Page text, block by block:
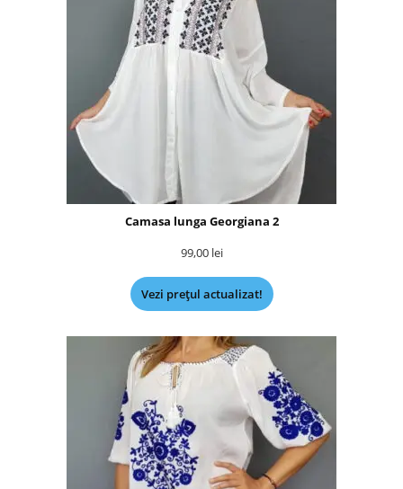
Camasa lunga Georgiana 2
99,00 lei
Vezi prețul actualizat!